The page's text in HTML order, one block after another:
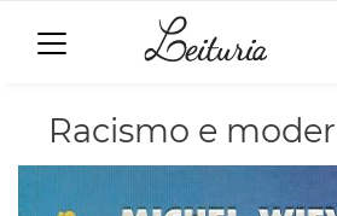
Racismo e